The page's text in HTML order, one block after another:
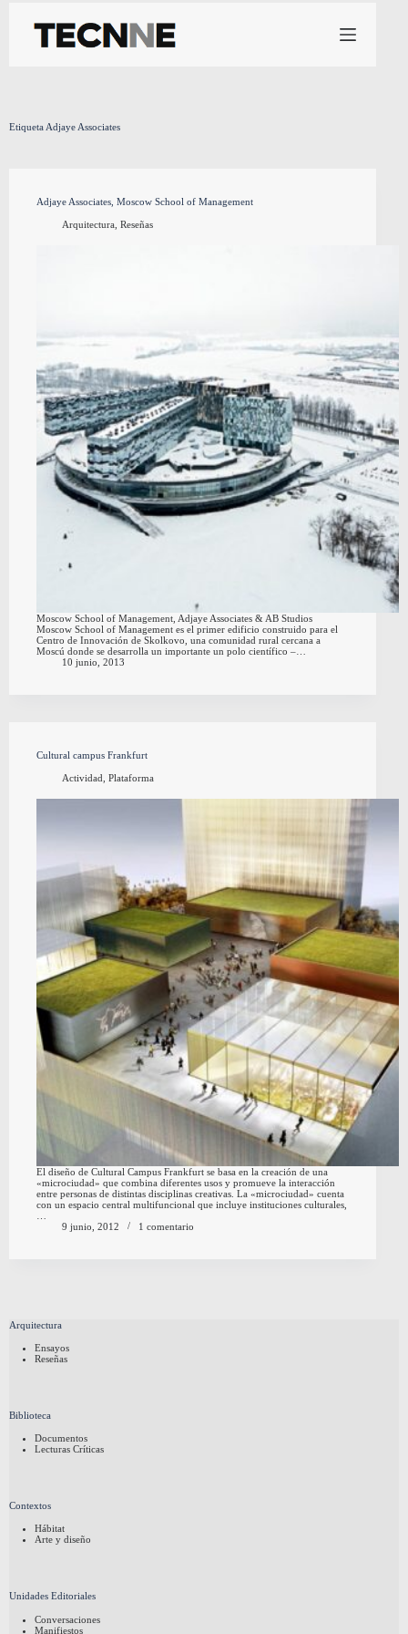
contenido
Etiqueta Adjaye Associates
Adjaye Associates, Moscow School of Management
Arquitectura, Reseñas
Moscow School of Management, Adjaye Associates & AB Studios
Moscow School of Management es el primer edificio construido para el
Centro de Innovación de Skolkovo, una comunidad rural cercana a
Moscú donde se desarrolla un importante un polo científico –…
10 junio, 2013
Cultural campus Frankfurt
Actividad Plataforma
El diseño de Cultural Campus Frankfurt se basa en la creación de una
«microciudad» que combina diferentes usos y promueve la interacción
entre personas de distintas disciplinas creativas. La «microciudad» cuenta
con un espacio central multifuncional que incluye instituciones culturales,
9 junio, 2012
1 comentario
Arquitectura
Ensayos
Reseñas
Biblioteca
Documentos
Lecturas Críticas
Contextos
Hábitat
Arte y diseño
Unidades Editoriales
Conversaciones
Manifiestos